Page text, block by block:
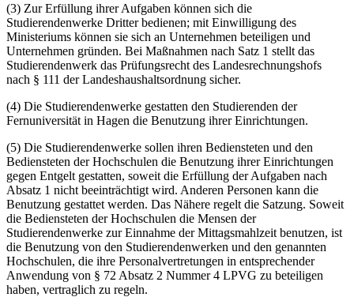
(3) Zur Erfüllung ihrer Aufgaben können sich die
Studierendenwerke Dritter bedienen; mit Einwilligung des
Ministeriums können sie sich an Unternehmen beteiligen und
Unternehmen gründen. Bei Maßnahmen nach Satz 1 stellt das
Studierendenwerk das Prüfungsrecht des Landesrechnungshofs
nach § 111 der Landeshaushaltsordnung sicher.
(4) Die Studierendenwerke gestatten den Studierenden der
Fernuniversität in Hagen die Benutzung ihrer Einrichtungen.
(5) Die Studierendenwerke sollen ihren Bediensteten und den
Bediensteten der Hochschulen die Benutzung ihrer Einrichtungen
gegen Entgelt gestatten, soweit die Erfüllung der Aufgaben nach
Absatz 1 nicht beeinträchtigt wird. Anderen Personen kann die
Benutzung gestattet werden. Das Nähere regelt die Satzung. Soweit
die Bediensteten der Hochschulen die Mensen der
Studierendenwerke zur Einnahme der Mittagsmahlzeit benutzen, ist
die Benutzung von den Studierendenwerken und den genannten
Hochschulen, die ihre Personalvertretungen in entsprechender
Anwendung von § 72 Absatz 2 Nummer 4 LPVG zu beteiligen
haben, vertraglich zu regeln.